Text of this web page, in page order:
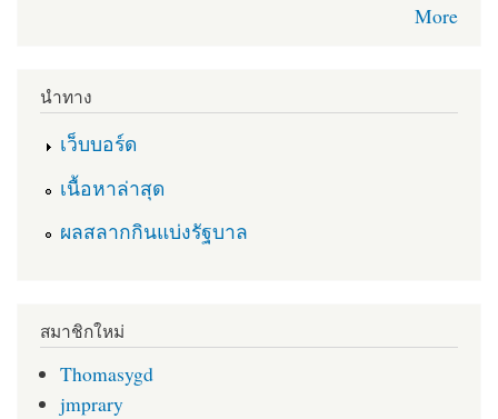
More
นำทาง
เว็บบอร์ด
เนื้อหาล่าสุด
ผลสลากกินแบ่งรัฐบาล
สมาชิกใหม่
Thomasygd
jmprary